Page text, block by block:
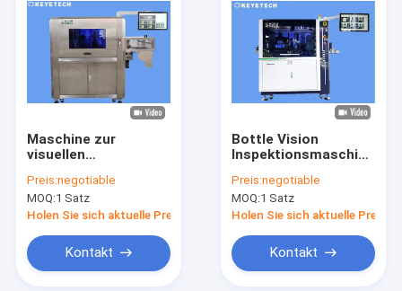
Produkte
Über uns
Fabrik-Ausflug
Nachrichten
Fordern Sie ein Zitat
Maschine zur
visuellen
von Unreinheiten für
Kosmetikflaschenverpackungen
Preis:negotiable
MOQ:1 Satz
Holen Sie sich aktuelle Preis
Kontakt
Bottle Vision
Inspektionsmaschine
Fernverkaufsservice
Preis:negotiable
MOQ:1 Satz
Holen Sie sich aktuelle Preis
Kontakt